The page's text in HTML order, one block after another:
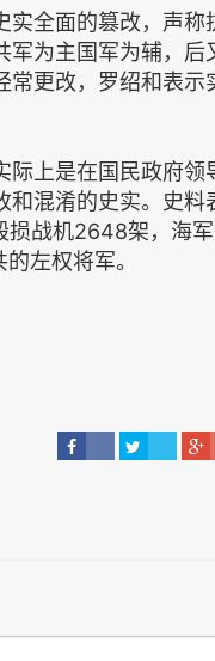
全面的篡改，声称
为主国军为辅，后
更改，罗绍和表示
上是在国民政府领
混淆的史实。史料
战机2648架，海军
左权将军。